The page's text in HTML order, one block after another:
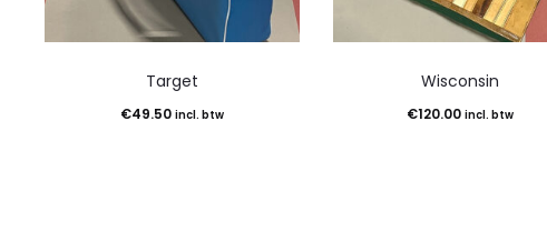
Target
€49.50 incl. btw
Wisconsin
€120.00 incl. btw